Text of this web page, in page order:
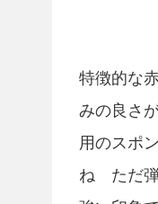
特徴的な
みの良さ
用のスポ
ね ただ弾